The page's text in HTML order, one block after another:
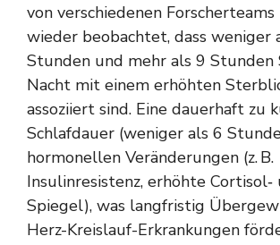
von verschiedenen
wieder beobachtet, dass weniger
Stunden und mehr als 9 Stunden
Nacht mit einem erhöhten
assoziiert sind. Eine dauerhaft zu
Schlafdauer (weniger als 6
hormonellen Veränderungen (z. B.
Insulinresistenz, erhöhte
Spiegel), was langfristig
Herz-Kreislauf-Erkrankungen